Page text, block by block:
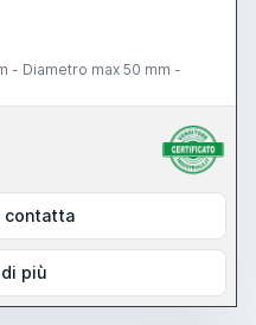
- Diametro max 50 mm -
contatta
più